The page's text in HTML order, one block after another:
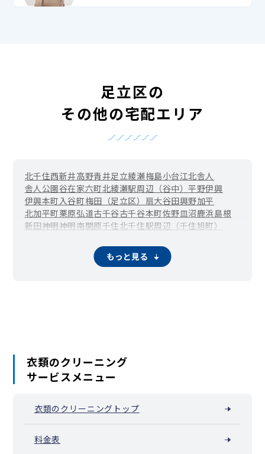
足立区の
その他の宅配エリア
北千住西新井高野青井足立綾瀬梅島小台江北舎人
舎人公園谷在家六町北綾瀬駅周辺（谷中）平野伊興
伊興本町入谷町梅田（足立区） 扇大谷田興野加平
北加平町栗原弘道古千谷古千谷本町佐野皿沼鹿浜島根
新田神明神明南関原千住北千住駅周辺（千住旭町）
千住龍田町 千住中居町 千住仲町
千住宮元町 千住元町千住柳町
もっと見る
衣類のクリーニング
サービスメニュー
衣類のクリーニングトップ
料金表